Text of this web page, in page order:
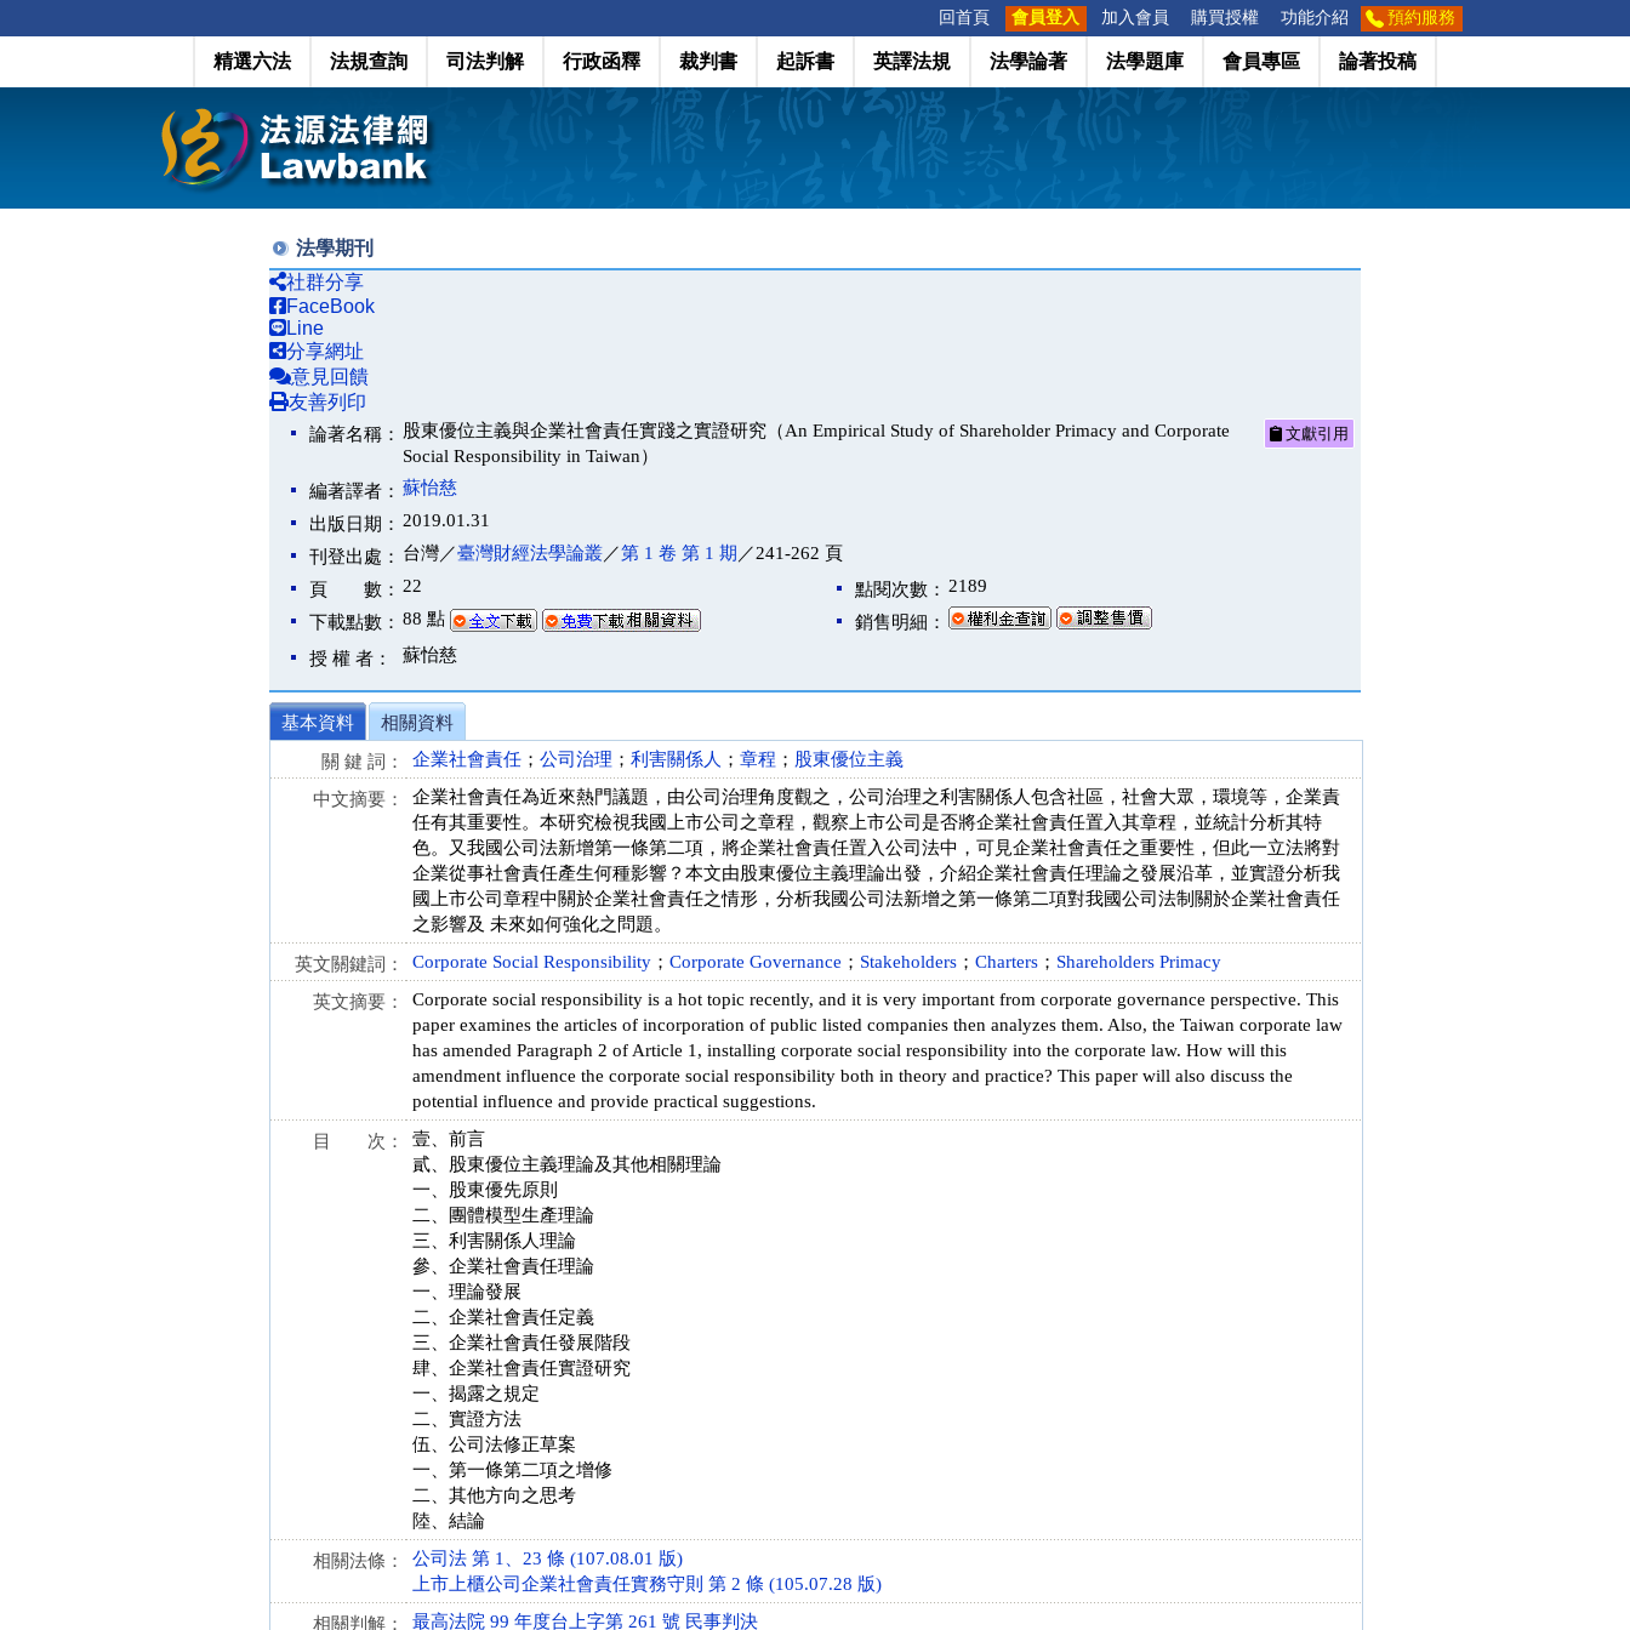
回首頁 會員登入 加入會員 購買授權 功能介紹 預約服務
精選六法 法規查詢 司法判解 行政函釋 裁判書 起訴書 英譯法規 法學論著 法學題庫 會員專區 論著投稿
法學期刊
社群分享
FaceBook
Line
分享網址
意見回饋
友善列印
論著名稱： 股東優位主義與企業社會責任實踐之實證研究（An Empirical Study of Shareholder Primacy and Corporate
Social Responsibility in Taiwan）
文獻引用
編著譯者： 蘇怡慈
出版日期： 2019.01.31
刊登出處： 台灣／臺灣財經法學論叢／第 1 卷 第 1 期 ／241-262 頁
頁 數： 22 點閱次數： 2189
下載點數： 88 點
銷售明細：
授 權 者：
蘇怡慈
基本資料
相關資料
關 鍵 詞：
企業社會責任 ； 公司治理 ； 利害關係人 ； 章程 ； 股東優位主義
中文摘要：
企業社會責任為近來熱門議題，由公司治理角度觀之，公司治理之利害關係人包含社區，社會大眾，環境等，企業責
任有其重要性。本研究檢視我國上市公司之章程，觀察上市公司是否將企業社會責任置入其章程，並統計分析其特
色。又我國公司法新增第一條第二項，將企業社會責任置入公司法中，可見企業社會責任之重要性，但此一立法將對
企業從事社會責任產生何種影響？本文由股東優位主義理論出發，介紹企業社會責任理論之發展沿革，並實證分析我
國上市公司章程中關於企業社會責任之情形，分析我國公司法新增之第一條第二項對我國公司法制關於企業社會責任
之影響及 未來如何強化之問題。
英文關鍵詞： Corporate Social Responsibility ； Corporate Governance ； Stakeholders ； Charters ； Shareholders Primacy
英文摘要：
Corporate social responsibility is a hot topic recently, and it is very important from corporate governance perspective. This
paper examines the articles of incorporation of public listed companies then analyzes them. Also, the Taiwan corporate law
has amended Paragraph 2 of Article 1, installing corporate social responsibility into the corporate law. How will this
amendment influence the corporate social responsibility both in theory and practice? This paper will also discuss the
potential influence and provide practical suggestions.
目 次：
壹、前言
貳、股東優位主義理論及其他相關理論
一、股東優先原則
二、團體模型生產理論
三、利害關係人理論
參、企業社會責任理論
一、理論發展
二、企業社會責任定義
三、企業社會責任發展階段
肆、企業社會責任實證研究
一、揭露之規定
二、實證方法
伍、公司法修正草案
一、第一條第二項之增修
二、其他方向之思考
陸、結論
相關法條：
公司法 第 1、23 條 (107.08.01 版)
上市上櫃公司企業社會責任實務守則 第 2 條 (105.07.28 版)
相關判解： 最高法院 99 年度台上字第 261 號 民事判決